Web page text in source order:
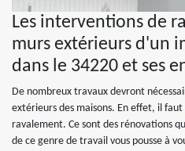
Les interventions de
murs extérieurs d'un
dans le 34220 et ses
De nombreux travaux devront
extérieurs des maisons. En effet, il
ravalement. Ce sont des rénovations
de ce genre de travail vous pousse à